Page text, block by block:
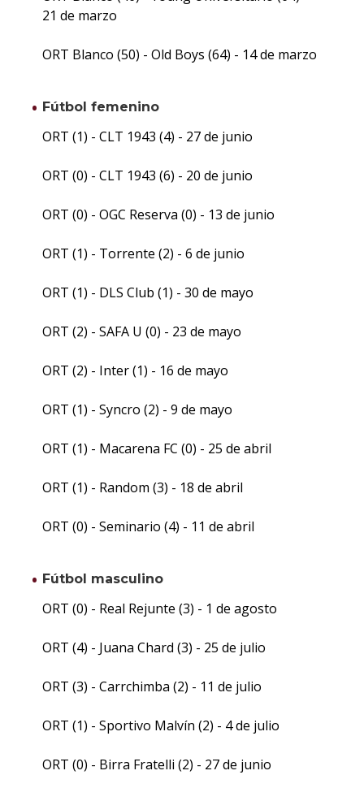
21 de marzo
ORT Blanco (50) - Old Boys (64) - 14 de marzo
Fútbol femenino
ORT (1) - CLT 1943 (4) - 27 de junio
ORT (0) - CLT 1943 (6) - 20 de junio
ORT (0) - OGC Reserva (0) - 13 de junio
ORT (1) - Torrente (2) - 6 de junio
ORT (1) - DLS Club (1) - 30 de mayo
ORT (2) - SAFA U (0) - 23 de mayo
ORT (2) - Inter (1) - 16 de mayo
ORT (1) - Syncro (2) - 9 de mayo
ORT (1) - Macarena FC (0) - 25 de abril
ORT (1) - Random (3) - 18 de abril
ORT (0) - Seminario (4) - 11 de abril
Fútbol masculino
ORT (0) - Real Rejunte (3) - 1 de agosto
ORT (4) - Juana Chard (3) - 25 de julio
ORT (3) - Carrchimba (2) - 11 de julio
ORT (1) - Sportivo Malvín (2) - 4 de julio
ORT (0) - Birra Fratelli (2) - 27 de junio